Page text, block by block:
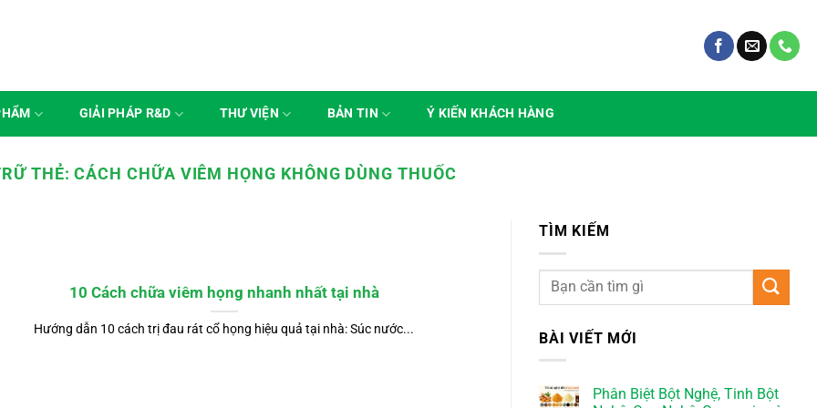
GIẢI PHÁP R&D THƯ VIỆN BẢN TIN Ý KIẾN KHÁCH HÀNG
THẺ:CÁCH CHỮA VIÊM HỌNG KHÔNG DÙNG THUỐC
10 Cách chữa viêm họng nhanh nhất tại nhà
Hướng dẫn 10 cách trị đau rát cổ họng hiệu quả tại nhà: Súc nước...
TÌM KIẾM
BÀI VIẾT MỚI
Phân Biệt Bột Nghệ, Tinh Bột